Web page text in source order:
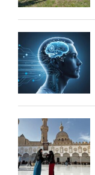
grande utilità in
fotografia.
La sua pratica non
leggera e meno
fotografo dovrebbe
per far sì che la
sua presenza.
predatoria e di
Osservare,
scattare. Queste, in
fotografando per